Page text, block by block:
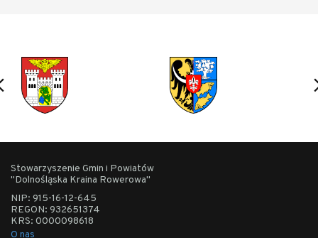
Stowarzyszenie Gmin i Powiatów
"Dolnośląska Kraina Rowerowa"
NIP: 915-16-12-645
REGON: 932651374
KRS: 0000098618
O nas